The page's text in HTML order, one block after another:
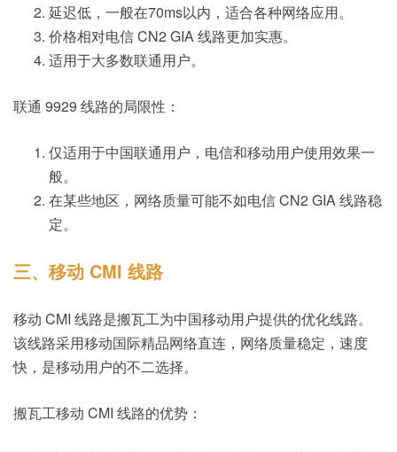
延迟低，一般在70ms以内，适合各种网络应用。
价格相对电信 CN2 GIA 线路更加实惠。
适用于大多数联通用户。
联通 9929 线路的局限性：
仅适用于中国联通用户，电信和移动用户使用效果一
般。
在某些地区，网络质量可能不如电信 CN2 GIA 线路稳
定。
三、移动 CMI 线路
移动 CMI 线路是搬瓦工为中国移动用户提供的优化线路。
该线路采用移动国际精品网络直连，网络质量稳定，速度
快，是移动用户的不二选择。
搬瓦工移动 CMI 线路的优势：